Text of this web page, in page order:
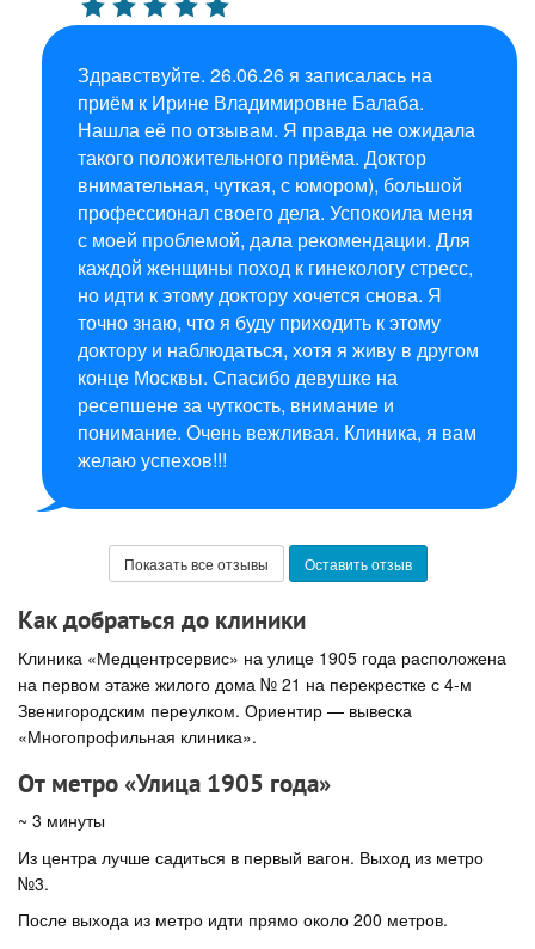
Здравствуйте. 26.06.26 я записалась на
приём к Ирине Владимировне Балаба.
Нашла её по отзывам. Я правда не ожидала
такого положительного приёма. Доктор
внимательная, чуткая, с юмором), большой
профессионал своего дела. Успокоила меня
с моей проблемой, дала рекомендации. Для
каждой женщины поход к гинекологу стресс,
но идти к этому доктору хочется снова. Я
точно знаю, что я буду приходить к этому
доктору и наблюдаться, хотя я живу в другом
конце Москвы. Спасибо девушке на
ресепшене за чуткость, внимание и
понимание. Очень вежливая. Клиника, я вам
желаю успехов!!!
Показать все отзывы Оставить отзыв
Как добраться до клиники
Клиника «Медцентрсервис» на улице 1905 года расположена
на первом этаже жилого дома № 21 на перекрестке с 4-м
Звенигородским переулком. Ориентир — вывеска
«Многопрофильная клиника».
От метро «Улица 1905 года»
~ 3 минуты
Из центра лучше садиться в первый вагон. Выход из метро
№3.
После выхода из метро идти прямо около 200 метров.